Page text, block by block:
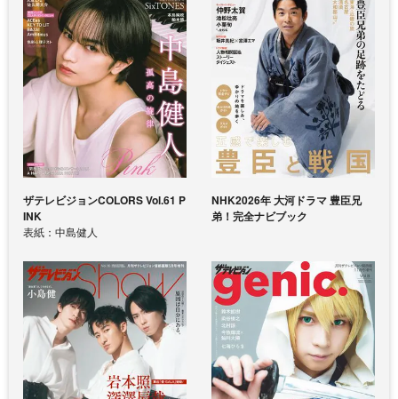
ザテレビジョンCOLORS Vol.61 P
INK
表紙：中島健人
NHK2026年 大河ドラマ 豊臣兄
弟！完全ナビブック